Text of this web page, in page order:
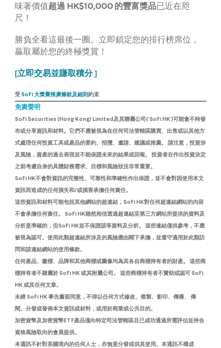
味著價值超過 HK$10,000 的豐富獎品已近在咫
尺！
勝負全看這最後一圈。立即鎖定您的排行榜席位，
贏取屬於您的終極獎賞！
[立即交易並賺取積分]
受 SoFi 大獎賽推廣條款及細則約束
免責聲明
SoFi Securities (Hong Kong) Limited及其聯屬公司(‘SoFi HK’)可能會不時發
布或分享資訊和材料。它們不應被視為在任何司法管轄區購買、出售或以其他方
式處理任何投資工具或產品的要約、招攬、邀請、建議或推薦。 請注意，投資涉
及風險，資產的過去表現並不能保證未來的結果或回報。 投資者在作出投資決定
之前考慮自身的具體財務需求、目標和風險狀況非常重要。
SoFi HK不會對資訊的完整性、可靠性和準確性作出保證，並不會對因使用本文
資訊而造成的任何損失和/或損害承擔任何責任。
這些資訊和材料可能包括其他網站的超連結，SoFi HK對任何超連結網站的內容
不會承擔任何責任。 SoFi HK雖然相信透過超連結至第三方網站所提供的資料及
分析是準確的，但SoFi HK並不保證該等資料及分析。 這些連結僅供參考，不應
被視為認可。使用此類超連結所涉及的風險應由閣下承擔，並遵守適用於此類訪
問和該連結網站的使用條款。
任何產品、徽標、品牌和其他商標或圖像均為其各自商標持有者的財產。 這些商
標持有者不隸屬於 SoFi HK 或其附屬公司。 這些商標持有者不贊助或認可 SoFi
HK 或其任何文章。
未經 SoFi HK 事先書面同意，不得以任何方式修改、複製、影印、傳播、 傳
閱、分發或發佈本文資訊或材料，或用於商業或公共目的。
加密貨幣及加密貨幣ETF產品僅向特定司法管轄區且已成功通過所需評估並持合
資格風險取向的會員提供。
本通訊不針對英國境內的任何人士，亦無意分發或供其使用。本通訊不構成